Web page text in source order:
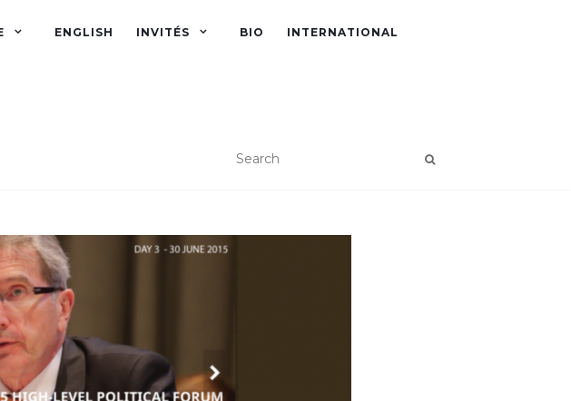
ENGLISH INVITÉS BIO INTERNATIONAL